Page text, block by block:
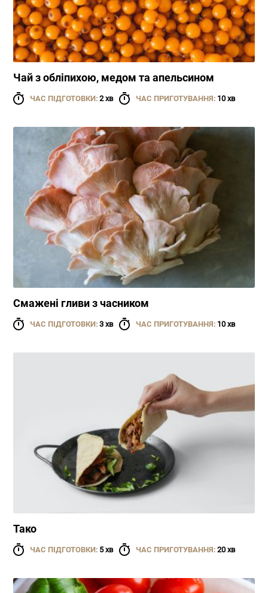
Чай з обліпихою, медом та апельсином
ЧАС ПІДГОТОВКИ: 2 хв ЧАС ПРИГОТУВАННЯ: 10 хв
Смажені гливи з часником
ЧАС ПІДГОТОВКИ: 3 хв ЧАС ПРИГОТУВАННЯ: 10 хв
Тако
ЧАС ПІДГОТОВКИ: 5 хв ЧАС ПРИГОТУВАННЯ: 20 хв